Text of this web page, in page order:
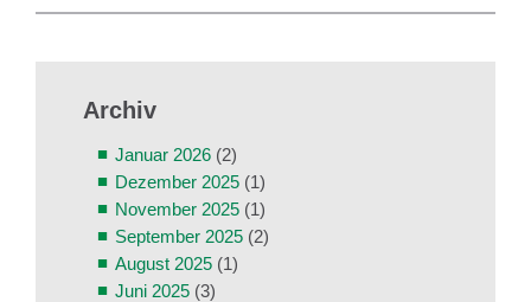
Archiv
Januar 2026 (2)
Dezember 2025 (1)
November 2025 (1)
September 2025 (2)
August 2025 (1)
Juni 2025 (3)